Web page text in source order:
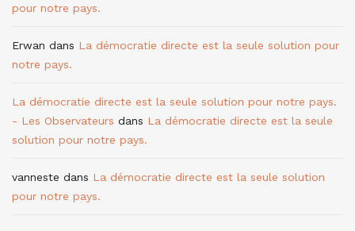
pour notre pays.
Erwan dans La démocratie directe est la seule solution pour
notre pays.
La démocratie directe est la seule solution pour notre pays.
- Les Observateurs dans La démocratie directe est la seule
solution pour notre pays.
vanneste dans La démocratie directe est la seule solution
pour notre pays.